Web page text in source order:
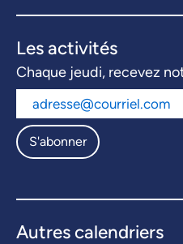
Les activités
Chaque jeudi, recevez
S'abonner
Autres calendriers